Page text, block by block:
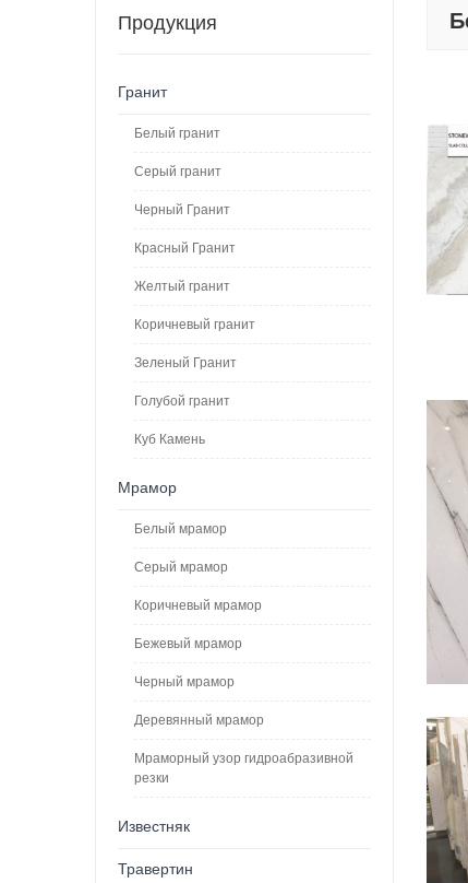
Продукция
Гранит
Белый гранит
Серый гранит
Черный Гранит
Красный Гранит
Желтый гранит
Коричневый гранит
Зеленый Гранит
Голубой гранит
Куб Камень
Мрамор
Белый мрамор
Серый мрамор
Коричневый мрамор
Бежевый мрамор
Черный мрамор
Деревянный мрамор
Мраморный узор гидроабразивной
резки
Известняк
Травертин